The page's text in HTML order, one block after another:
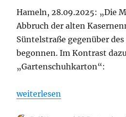
Hameln, 28.09.2025: „Die
Abbruch der alten
Süntelstraße gegenüber
begonnen. Im Kontrast
„Gartenschuhkarton“:
„Stadtimpressionen:
weiterlesen